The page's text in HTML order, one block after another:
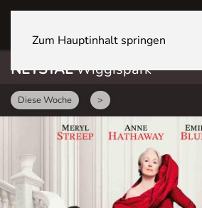
Zum Hauptinhalt springen
NETSTALWiggispark
Diese Woche >